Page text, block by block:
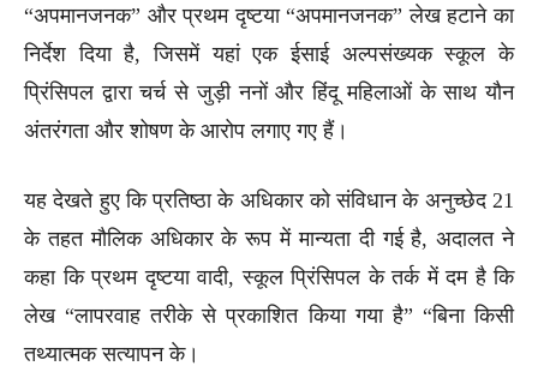
“अपमानजनक” और प्रथम दृष्टया “अपमानजनक” लेख हटाने का
निर्देश दिया है, जिसमें यहां एक ईसाई अल्पसंख्यक स्कूल के
प्रिंसिपल द्वारा चर्च से जुड़ी ननों और हिंदू महिलाओं के साथ यौन
अंतरंगता और शोषण के आरोप लगाए गए हैं।
यह देखते हुए कि प्रतिष्ठा के अधिकार को संविधान के अनुच्छेद 21
के तहत मौलिक अधिकार के रूप में मान्यता दी गई है, अदालत ने
कहा कि प्रथम दृष्टया वादी, स्कूल प्रिंसिपल के तर्क में दम है कि
लेख “लापरवाह तरीके से प्रकाशित किया गया है” “बिना किसी
तथ्यात्मक सत्यापन के।